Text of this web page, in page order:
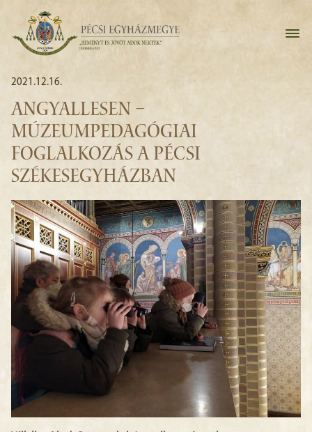
2021.12.16.
ANGYALLESEN –
MÚZEUMPEDAGÓGIAI
FOGLALKOZÁS A PÉCSI
SZÉKESEGYHÁZBAN